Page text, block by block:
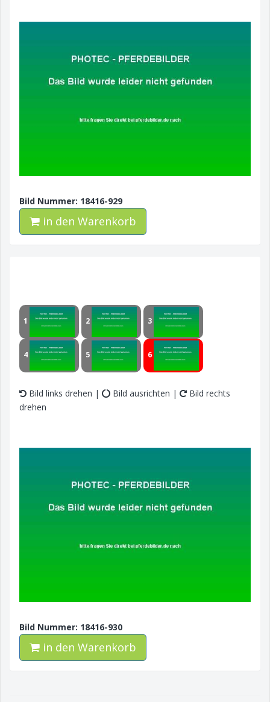
Bild Nummer: 18416-929
in den Warenkorb
1 2 3
4 5 6
Bild links drehen | Bild ausrichten |
Bild rechts
drehen
Bild Nummer: 18416-930
in den Warenkorb